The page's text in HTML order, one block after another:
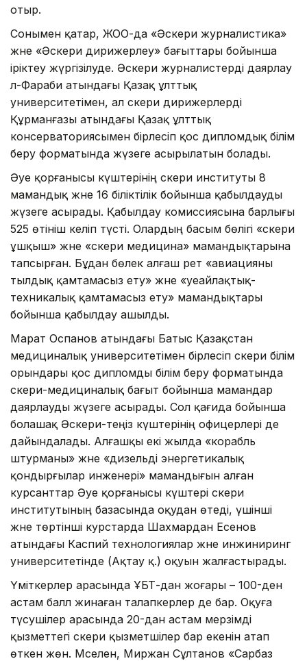
отыр.
Сонымен қатар, ЖОО-да «Әскери журналистика»
және «Әскери дирижерлеу» бағыттары бойынша
іріктеу жүргізілуде. Әскери журналистерді даярлау
әл-Фараби атындағы Қазақ ұлттық
университетімен, ал әскери дирижерлерді
Құрманғазы атындағы Қазақ ұлттық
консерваториясымен бірлесіп қос дипломдық білім
беру форматында жүзеге асырылатын болады.
Әуе қорғанысы күштерінің әскери институты 8
мамандық және 16 біліктілік бойынша қабылдауды
жүзеге асырады. Қабылдау комиссиясына барлығы
525 өтініш келіп түсті. Олардың басым бөлігі «әскери
ұшқыш» және «әскери медицина» мамандықтарына
тапсырған. Бұдан бөлек алғаш рет «авиацияны
тылдық қамтамасыз ету» және «әуеайлақтық-
техникалық қамтамасыз ету» мамандықтары
бойынша қабылдау ашылды.
Марат Оспанов атындағы Батыс Қазақстан
медициналық университетімен бірлесіп әскери білім
орындары қос дипломды білім беру форматында
әскери-медициналық бағыт бойынша мамандар
даярлауды жүзеге асырады. Сол қағида бойынша
болашақ Әскери-теңіз күштерінің офицерлері де
дайындалады. Алғашқы екі жылда «корабль
штурманы» және «дизельді энергетикалық
қондырғылар инженері» мамандығын алған
курсанттар Әуе қорғанысы күштері әскери
институтының базасында оқудан өтеді, үшінші
және төртінші курстарда Шахмардан Есенов
атындағы Каспий технологиялар және инжиниринг
университетінде (Ақтау қ.) оқуын жалғастырады.
Үміткерлер арасында ҰБТ-дан жоғары – 100-ден
астам балл жинаған талапкерлер де бар. Оқуға
түсушілер арасында 20-дан астам мерзімді
қызметтегі әскери қызметшілер бар екенін атап
өткен жөн. Мәселен, Миржан Сұлтанов «Сарбаз